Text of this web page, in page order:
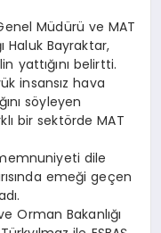
Müdürü ve MAT
Haluk Bayraktar,
yattığını belirtti.
insansız hava
söyleyen
bir sektörde MAT
dile
emeği geçen
Orman Bakanlığı